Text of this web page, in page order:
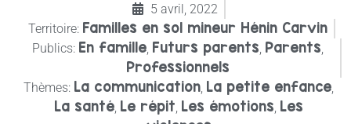
5 avril, 2022
Territoire: Familles en sol mineur Hénin Carvin
Publics: En famille Futurs parents Parents
Professionnels
Thèmes: La communication La petite enfance
La santé Le répit Les émotions Les